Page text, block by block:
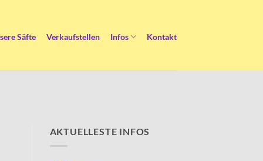
Säfte Verkaufstellen Infos Kontakt
AKTUELLESTE INFOS